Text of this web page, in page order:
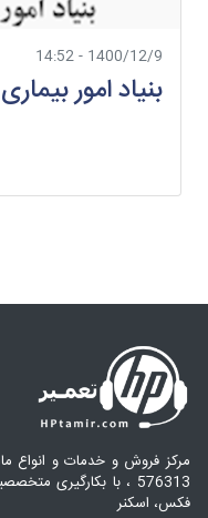
1400/12/9 - 14:52
بنیاد امور
576313 ، با بکارگیری
فکس، اسکنر